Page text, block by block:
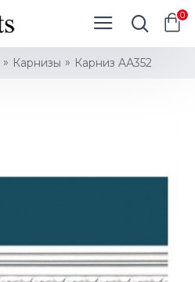
0
Карнизы Карниз AА352